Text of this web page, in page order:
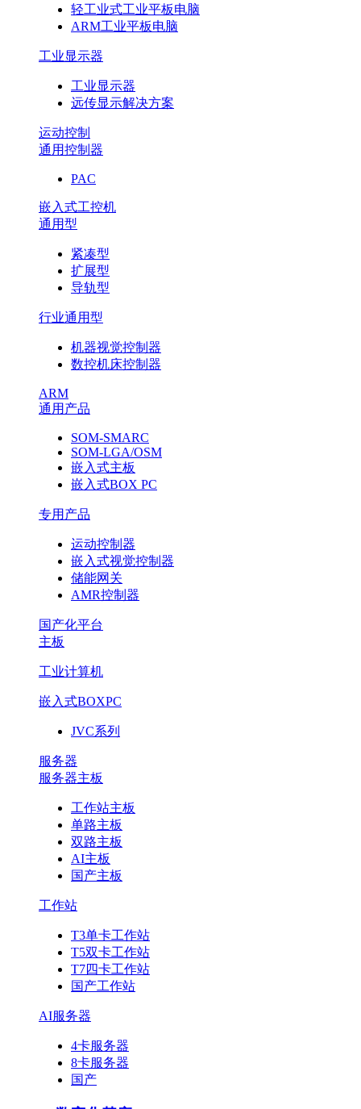
轻工业式工业平板电脑
ARM工业平板电脑
工业显示器
工业显示器
远传显示解决方案
运动控制
通用控制器
PAC
嵌入式工控机
通用型
紧凑型
扩展型
导轨型
行业通用型
机器视觉控制器
数控机床控制器
ARM
通用产品
SOM-SMARC
SOM-LGA/OSM
嵌入式主板
嵌入式BOX PC
专用产品
运动控制器
嵌入式视觉控制器
储能网关
AMR控制器
国产化平台
主板
工业计算机
嵌入式BOXPC
JVC系列
服务器
服务器主板
工作站主板
单路主板
双路主板
AI主板
国产主板
工作站
T3单卡工作站
T5双卡工作站
T7四卡工作站
国产工作站
AI服务器
4卡服务器
8卡服务器
国产